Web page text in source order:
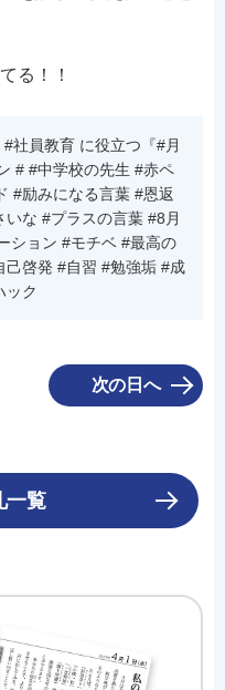
る！！
社員教育 に役立つ『#月
# #中学校の先生 #赤ペ
#励みになる言葉 #恩返
な #プラスの言葉 #8月
ション #モチベ #最高の
啓発 #自習 #勉強垢 #成
ック
次の日へ
一覧